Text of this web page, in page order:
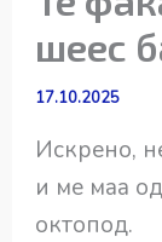
шеес
17.10.2025
Искрено,
и ме маа
октопод.